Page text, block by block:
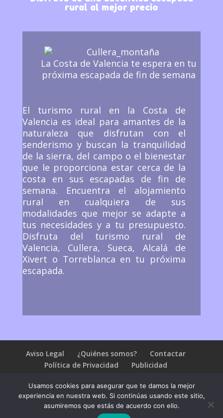
rural al mejor precio
La Costa de Valencia te espera en tu
próxima escapada de fin de semana
El turismo rural en la Costa de
Valencia es ideal para amantes de la
naturaleza que disfrutan con el
senderismo y buscan la tranquilidad
de la sierra, del campo o el bienestar
que le proporciona estar cerca de la
costa en sus escapadas de fin de
semana. Encuentra el alojamiento
rural en cualquiera de sus
modalidades que mejor se adapte a
tus necesidades y a tu presupuesto.
Disfruta del turismo rural de
Valencia, Cullera, Sueca, Alcalá de
Xivert o Torreblanca en tu próxima
escapada.
Aviso Legal ¿Quiénes somos?
Contactar
Política de Privacidad
Publicidad
Usamos cookies para asegurar que te damos la mejor
experiencia en nuestra web. Si continúas usando este sitio,
asumiremos que estás de acuerdo con ello.